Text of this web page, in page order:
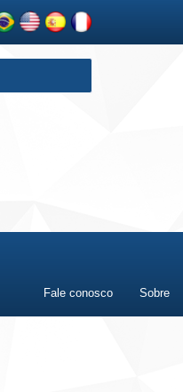
Fale conosco Sobre